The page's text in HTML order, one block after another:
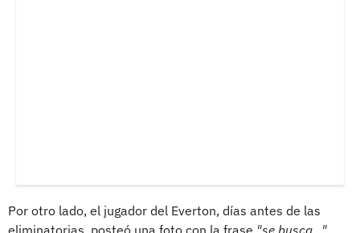
Por otro lado, el jugador del Everton, días antes de las
eliminatorias, posteó una foto con la frase "se busca...",